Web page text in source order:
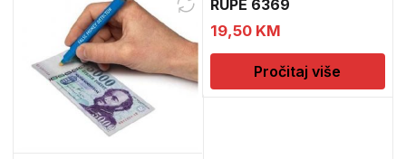
RUPE 6369
19,50 KM
Pročitaj više